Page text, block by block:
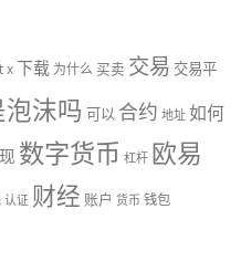
x下载 为什么 买卖 交易 交易平
沫吗 可以 合约 地址 如何
数字货币 杠杆 欧易
认证 财经 账户 货币 钱包